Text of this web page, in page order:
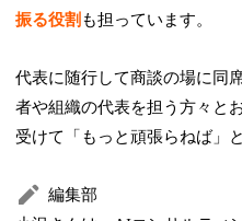
振る役割 も担っています。
代表に随行して商談の場に同
者や組織の代表を担う方々と
受けて「もっと頑張らねば」
編集部